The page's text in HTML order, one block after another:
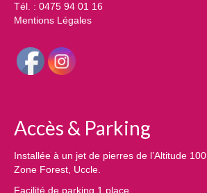
Tél. : 0475 94 01 16
Mentions Légales
Accès & Parking
Installée à un jet de pierres de l’Altitude 100.
Zone Forest, Uccle.
Facilité de parking 1 place.